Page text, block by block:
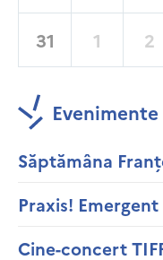
31 1 2
Săptămâna
Praxis!
Cine-concert